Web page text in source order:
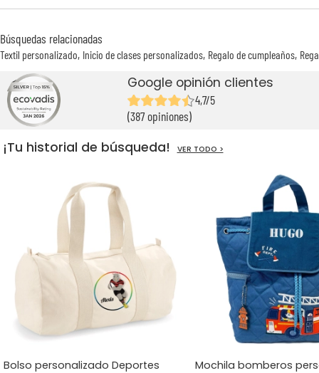
Búsquedas relacionadas
Textil personalizado Inicio de clases personalizados Regalo de cumpleaños
Google opinión clientes
4,7/5
(387 opiniones)
¡Tu historial de búsqueda! VER TODO >
Bolso personalizado Deportes
Mochila bomberos